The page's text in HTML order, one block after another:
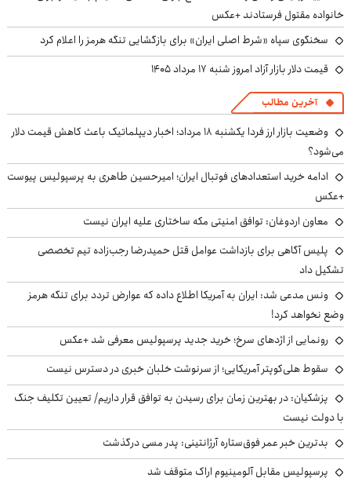
خانواده مقتول فرستادند +عکس
سخنگوی سپاه «شرط اصلی ایران» برای بازگشایی تنگه هرمز را اعلام کرد
قیمت دلار بازار آزاد امروز شنبه ۱۷ مرداد ۱۴۰۵
آخرین مطالب
وضعیت بازار ارز فردا یکشنبه ۱۸ مرداد؛ اخبار دیپلماتیک باعث کاهش قیمت دلار
می‌شود؟
ادامه خرید استعدادهای فوتبال ایران؛ امیرحسین طاهری به پرسپولیس پیوست
+عکس
معاون اردوغان: توافق امنیتی مکه ساختاری علیه ایران نیست
پلیس آگاهی برای بازداشت عوامل قتل حمیدرضا رجب‌زاده تیم تخصصی
تشکیل داد
ونس مدعی شد: ایران به آمریکا اطلاع داده که عوارض تردد برای تنگه هرمز
وضع نخواهد کرد!
رونمایی از اژدهای سرخ؛ خرید جدید پرسپولیس معرفی شد +عکس
سقوط هلی‌کوپتر آمریکایی؛ از سرنوشت خلبان خبری در دسترس نیست
پزشکیان‌: در بهترین زمان برای رسیدن به توافق قرار داریم/ تعیین تکلیف جنگ
با دولت نیست
بدترین خبر عمر فوق‌ستاره آرژانتینی: پدر مسی درگذشت
پرسپولیس مقابل آلومینیوم اراک متوقف شد